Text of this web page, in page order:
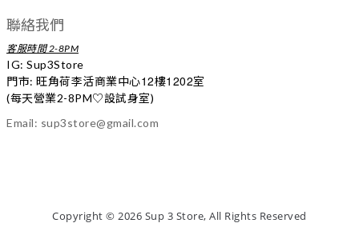
聯絡我們
客服時間 2-8PM
IG: Sup3Store
門市: 旺角荷李活商業中心12樓1202室
(每天營業2-8PM♡設試身室)
Email: sup3store@gmail.com
Copyright©2026 Sup 3 Store, All Rights Reserved